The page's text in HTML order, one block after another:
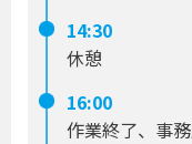
14:30
休憩
16:00
作業終了、事